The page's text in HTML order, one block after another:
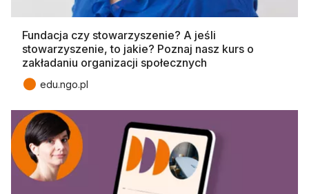
Fundacja czy stowarzyszenie? A jeśli
stowarzyszenie, to jakie? Poznaj nasz kurs o
zakładaniu organizacji społecznych
● edu.ngo.pl